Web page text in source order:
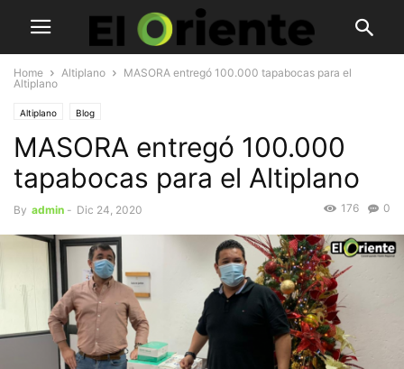
Home Altiplano
MASORA entregó 100.000 tapabocas para el
Altiplano
Altiplano Blog
MASORA entregó 100.000
tapabocas para el Altiplano
By admin - Dic 24, 2020 0
176